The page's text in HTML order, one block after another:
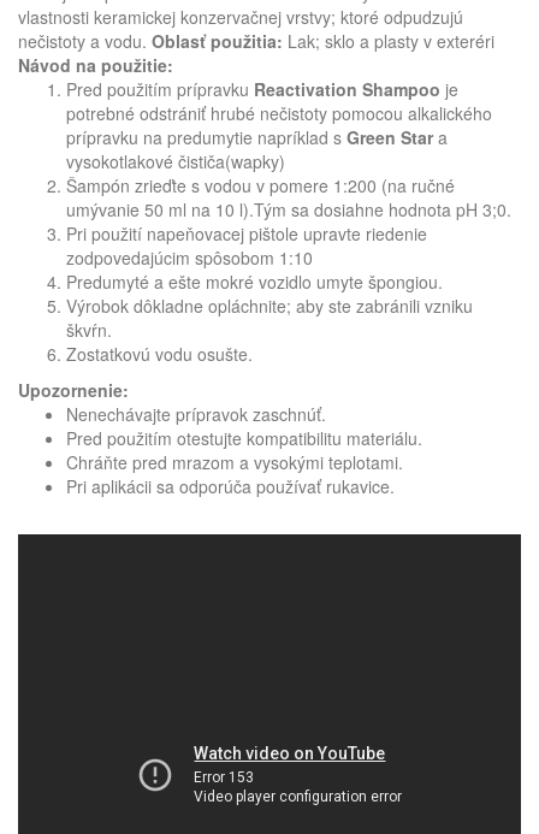
vlastnosti keramickej konzervačnej vrstvy; ktoré odpudzujú
nečistoty a vodu. Oblasť použitia: Lak; sklo a plasty v exteréri
Návod na použitie:
Pred použitím prípravku Reactivation Shampoo je
potrebné odstrániť hrubé nečistoty pomocou alkalického
prípravku na predumytie napríklad s Green Star a
vysokotlakové čističa(wapky)
Šampón zrieďte s vodou v pomere 1:200 (na ručné
umývanie 50 ml na 10 l).Tým sa dosiahne hodnota pH 3;0.
Pri použití napeňovacej pištole upravte riedenie
zodpovedajúcim spôsobom 1:10
Predumyté a ešte mokré vozidlo umyte špongiou.
Výrobok dôkladne opláchnite; aby ste zabránili vzniku
škvŕn.
Zostatkovú vodu osušte.
Upozornenie:
Nenechávajte prípravok zaschnúť.
Pred použitím otestujte kompatibilitu materiálu.
Chráňte pred mrazom a vysokými teplotami.
Pri aplikácii sa odporúča používať rukavice.